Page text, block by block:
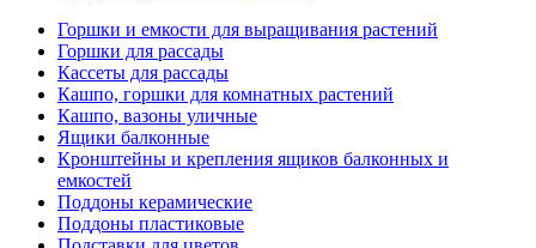
Горшки и емкости для выращивания растений
Горшки для рассады
Кассеты для рассады
Кашпо, горшки для комнатных растений
Кашпо, вазоны уличные
Ящики балконные
Кронштейны и крепления ящиков балконных и
емкостей
Поддоны керамические
Поддоны пластиковые